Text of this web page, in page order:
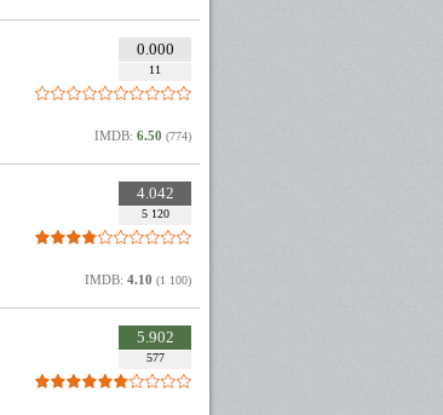
0.000
11
IMDB: 6.50 (774)
4.042
5 120
IMDB: 4.10 (1 100)
5.902
577